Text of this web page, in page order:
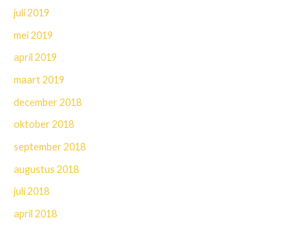
juli 2019
mei 2019
april 2019
maart 2019
december 2018
oktober 2018
september 2018
augustus 2018
juli 2018
april 2018